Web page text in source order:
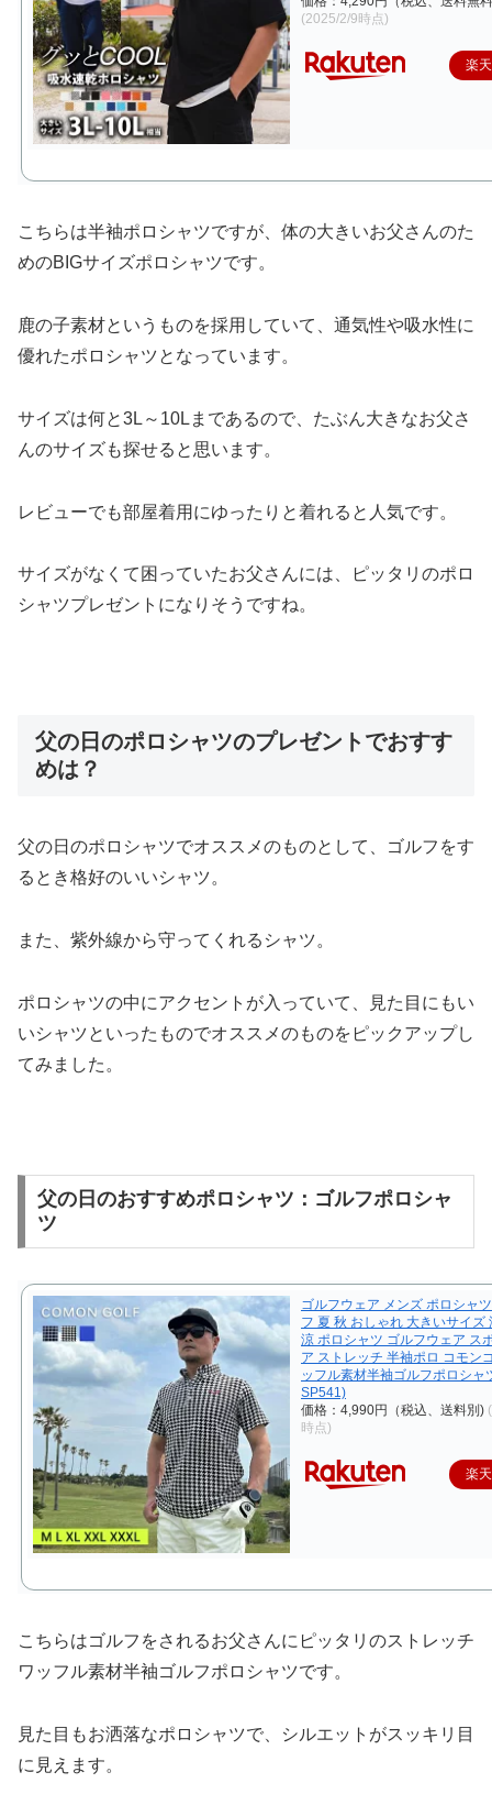
(2025/2/9時点)
楽
こちらは半袖ポロシャツですが、体の大きいお父さんのた
めのBIGサイズポロシャツです。
鹿の子素材というものを採用していて、通気性や吸水性に
優れたポロシャツとなっています。
サイズは何と3L～10Lまであるので、たぶん大きなお父さ
んのサイズも探せると思います。
レビューでも部屋着用にゆったりと着れると人気です。
サイズがなくて困っていたお父さんには、ピッタリのポロ
シャツプレゼントになりそうですね。
父の日のポロシャツのプレゼントでおすす
めは？
父の日のポロシャツでオススメのものとして、ゴルフをす
るとき格好のいいシャツ。
また、紫外線から守ってくれるシャツ。
ポロシャツの中にアクセントが入っていて、見た目にもい
いシャツといったものでオススメのものをピックアップし
てみました。
父の日のおすすめポロシャツ：ゴルフポロシャ
ツ
ゴルフウェア メンズ ポロシャ
フ 夏 秋 おしゃれ 大きいサイズ
涼 ポロシャツ ゴルフウェア ス
ア ストレッチ 半袖ポロ コモン
ッフル素材半袖ゴルフポロシャ
SP541)
価格：4,990円（税込、送料別)
時点)
楽
こちらはゴルフをされるお父さんにピッタリのストレッチ
ワッフル素材半袖ゴルフポロシャツです。
見た目もお洒落なポロシャツで、シルエットがスッキリ目
に見えます。